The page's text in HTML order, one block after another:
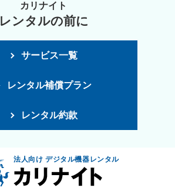
カリナイト
レンタルの前に
サービス一覧
レンタル補償プラン
レンタル約款
法人向け デジタル機器レンタル